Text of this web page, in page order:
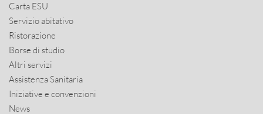
Carta ESU
Servizio abitativo
Ristorazione
Borse di studio
Altri servizi
Assistenza Sanitaria
Iniziative e convenzioni
News